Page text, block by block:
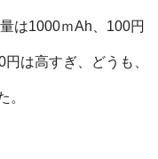
は1000ｍAh、100円
は高すぎ、どうも、
。